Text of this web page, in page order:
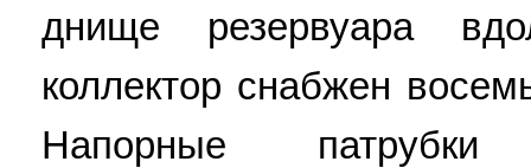
днище резервуара
коллектор снабжен
Напорные